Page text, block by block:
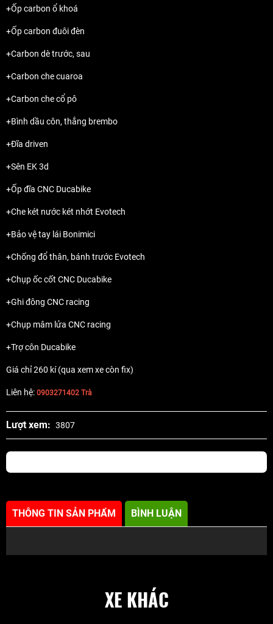
+Ốp carbon ổ khoá
+Ốp carbon đuôi đèn
+Carbon dè trước, sau
+Carbon che cuaroa
+Carbon che cổ pô
+Bình dầu côn, thắng brembo
+Đĩa driven
+Sên EK 3d
+Ốp đĩa CNC Ducabike
+Che két nước két nhớt Evotech
+Bảo vệ tay lái Bonimici
+Chống đổ thân, bánh trước Evotech
+Chụp ốc cốt CNC Ducabike
+Ghi đông CNC racing
+Chụp mâm lửa CNC racing
+Trợ côn Ducabike
Giá chỉ 260 kí (qua xem xe còn fix)
Liên hệ: 0903271402 Trà
Lượt xem: 3807
THÔNG TIN SẢN PHẨM BÌNH LUẬN
XE KHÁC